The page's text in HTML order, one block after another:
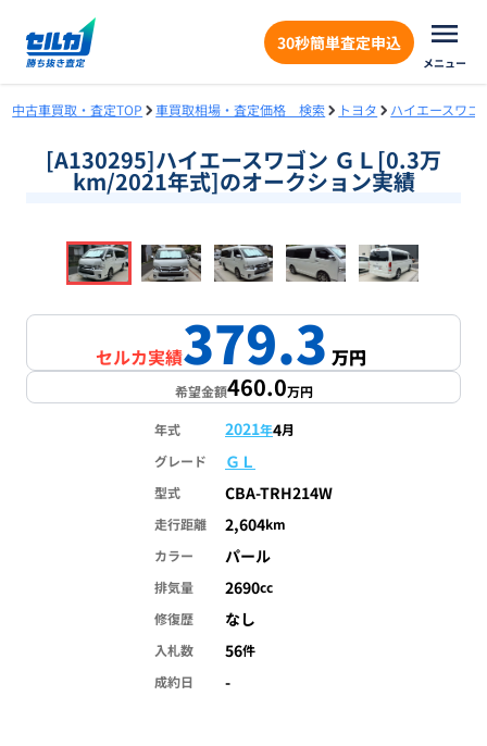
30秒簡単査定申込
メニュー
中古車買取・査定TOP 車買取相場・査定価格 検索 トヨタ ハイエースワゴ
[A130295]ハイエースワゴン ＧＬ[0.3万
km/2021年式]のオークション実績
1/18
セルカ実績379.3万円
希望金額460.0万円
年式 2021年4月
グレード
ＧＬ
型式 CBA-TRH214W
走行距離 2,604km
カラー
パール
排気量 2690cc
修復歴
なし
入札数 56件
成約日
-